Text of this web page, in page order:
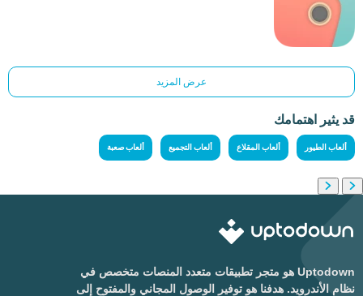
عرض المزيد
قد يثير اهتمامك
ألعاب الطيور ألعاب المقلاع ألعاب التجميع ألعاب صعبة
Uptodown هو متجر تطبيقات متعدد المنصات متخصص في
نظام الأندرويد. هدفنا هو توفير الوصول المجاني والمفتوح إلى